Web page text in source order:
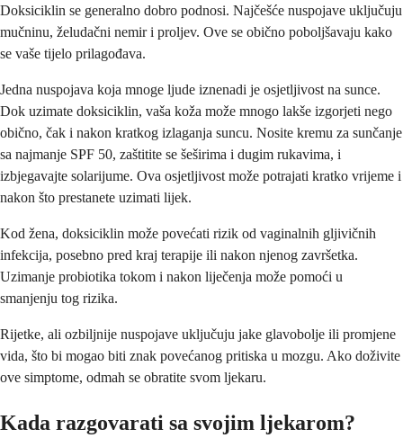
Doksiciklin se generalno dobro podnosi. Najčešće nuspojave uključuju
mučninu, želudačni nemir i proljev. Ove se obično poboljšavaju kako
se vaše tijelo prilagođava.
Jedna nuspojava koja mnoge ljude iznenadi je osjetljivost na sunce.
Dok uzimate doksiciklin, vaša koža može mnogo lakše izgorjeti nego
obično, čak i nakon kratkog izlaganja suncu. Nosite kremu za sunčanje
sa najmanje SPF 50, zaštitite se šeširima i dugim rukavima, i
izbjegavajte solarijume. Ova osjetljivost može potrajati kratko vrijeme i
nakon što prestanete uzimati lijek.
Kod žena, doksiciklin može povećati rizik od vaginalnih gljivičnih
infekcija, posebno pred kraj terapije ili nakon njenog završetka.
Uzimanje probiotika tokom i nakon liječenja može pomoći u
smanjenju tog rizika.
Rijetke, ali ozbiljnije nuspojave uključuju jake glavobolje ili promjene
vida, što bi mogao biti znak povećanog pritiska u mozgu. Ako doživite
ove simptome, odmah se obratite svom ljekaru.
Kada razgovarati sa svojim ljekarom?